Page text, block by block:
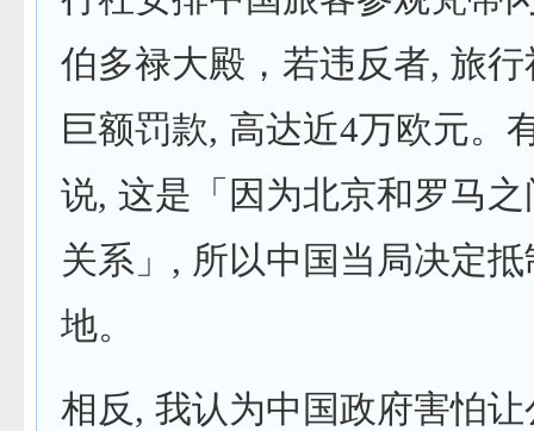
伯多禄大殿，若违反者, 旅
巨额罚款, 高达近4万欧元。
说, 这是「因为北京和罗马
关系」, 所以中国当局决定
地。
相反, 我认为中国政府害怕